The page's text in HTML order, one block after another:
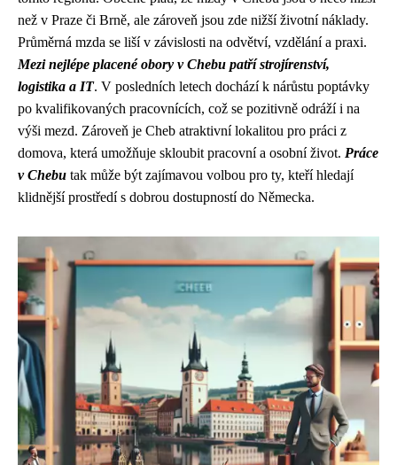
než v Praze či Brně, ale zároveň jsou zde nižší životní náklady.
Průměrná mzda se liší v závislosti na odvětví, vzdělání a praxi.
Mezi nejlépe placené obory v Chebu patří strojírenství,
logistika a IT. V posledních letech dochází k nárůstu poptávky
po kvalifikovaných pracovnících, což se pozitivně odráží i na
výši mezd. Zároveň je Cheb atraktivní lokalitou pro práci z
domova, která umožňuje skloubit pracovní a osobní život. Práce
v Chebu tak může být zajímavou volbou pro ty, kteří hledají
klidnější prostředí s dobrou dostupností do Německa.